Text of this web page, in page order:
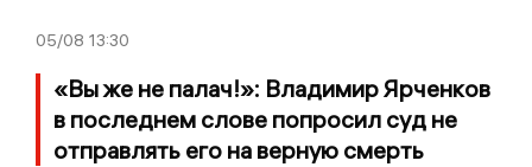
05/08 13:30
«Вы же не палач!»: Владимир Ярченков
в последнем слове попросил суд не
отправлять его на верную смерть